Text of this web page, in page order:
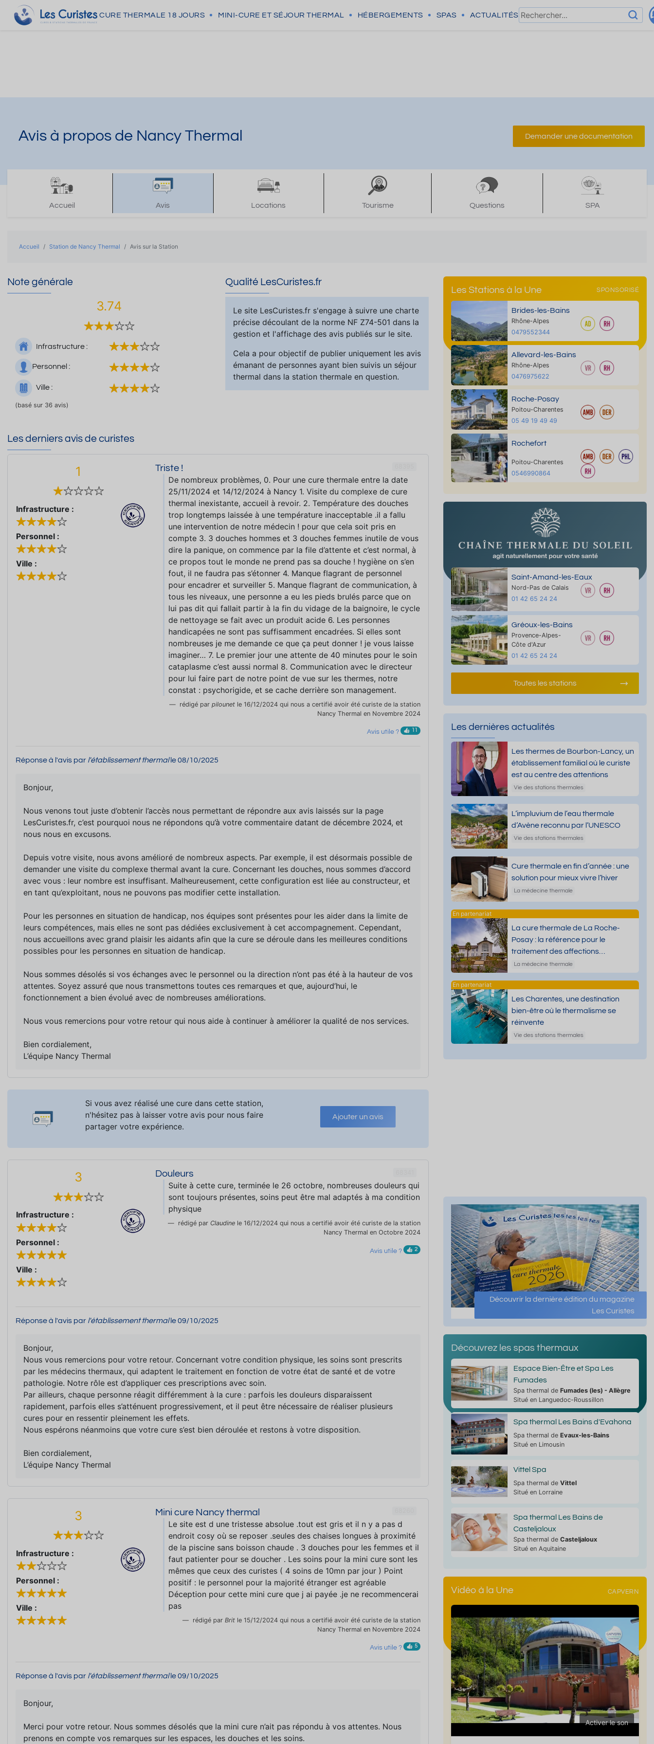
CURE THERMALE 18 JOURS MINI-CURE ET SÉJOUR THERMAL HÉBERGEMENTS SPAS ACTUALITÉS
Avis à propos de Nancy Thermal Demander une documentation
Accueil Avis Locations Tourisme Questions SPA
Accueil Station de Nancy Thermal Avis sur la Station
Note générale
3.74
Infrastructure :
Personnel :
Ville :
(basé sur 36 avis)
Qualité LesCuristes.fr
Le site LesCuristes.fr s'engage à suivre une charte
précise découlant de la norme NF Z74-501 dans la
gestion et l'affichage des avis publiés sur le site.
Cela a pour objectif de publier uniquement les avis
émanant de personnes ayant bien suivis un séjour
thermal dans la station thermale en question.
Les derniers avis de curistes
1
Infrastructure :
Personnel :
Ville :
Triste !
De nombreux problèmes, 0. Pour une cure thermale entre la date
25/11/2024 et 14/12/2024 à Nancy 1. Visite du complexe de cure
thermal inexistante, accueil à revoir. 2. Température des douches
trop longtemps laissée à une température inacceptable .il a fallu
une intervention de notre médecin ! pour que cela soit pris en
compte 3. 3 douches hommes et 3 douches femmes inutile de vous
dire la panique, on commence par la file d’attente et c’est normal, à
ce propos tout le monde ne prend pas sa douche ! hygiène on s’en
fout, il ne faudra pas s’étonner 4. Manque flagrant de personnel
pour encadrer et surveiller 5. Manque flagrant de communication, à
tous les niveaux, une personne a eu les pieds brulés parce que on
lui pas dit qui fallait partir à la fin du vidage de la baignoire, le cycle
de nettoyage se fait avec un produit acide 6. Les personnes
handicapées ne sont pas suffisamment encadrées. Si elles sont
nombreuses je me demande ce que ça peut donner ! je vous laisse
imaginer… 7. Le premier jour une attente de 40 minutes pour le soin
cataplasme c’est aussi normal 8. Communication avec le directeur
pour lui faire part de notre point de vue sur les thermes, notre
constat : psychorigide, et se cache derrière son management.
rédigé par pilounet le 16/12/2024 qui nous a certifié avoir été curiste de la station
Nancy Thermal en Novembre 2024
Avis utile ?
Réponse à l'avis par l'établissement thermalle 08/10/2025
Bonjour,
Nous venons tout juste d’obtenir l’accès nous permettant de répondre aux avis laissés sur la page
LesCuristes.fr, c’est pourquoi nous ne répondons qu’à votre commentaire datant de décembre 2024, et
nous nous en excusons.
Depuis votre visite, nous avons amélioré de nombreux aspects. Par exemple, il est désormais possible de
demander une visite du complexe thermal avant la cure. Concernant les douches, nous sommes d’accord
avec vous : leur nombre est insuffisant. Malheureusement, cette configuration est liée au constructeur, et
en tant qu’exploitant, nous ne pouvons pas modifier cette installation.
Pour les personnes en situation de handicap, nos équipes sont présentes pour les aider dans la limite de
leurs compétences, mais elles ne sont pas dédiées exclusivement à cet accompagnement. Cependant,
nous accueillons avec grand plaisir les aidants afin que la cure se déroule dans les meilleures conditions
possibles pour les personnes en situation de handicap.
Nous sommes désolés si vos échanges avec le personnel ou la direction n’ont pas été à la hauteur de vos
attentes. Soyez assuré que nous transmettons toutes ces remarques et que, aujourd’hui, le
fonctionnement a bien évolué avec de nombreuses améliorations.
Nous vous remercions pour votre retour qui nous aide à continuer à améliorer la qualité de nos services.
Bien cordialement,
L’équipe Nancy Thermal
Si vous avez réalisé une cure dans cette station,
n'hésitez pas à laisser votre avis pour nous faire
partager votre expérience.
Ajouter un avis
3
Infrastructure :
Personnel :
Ville :
Douleurs
Suite à cette cure, terminée le 26 octobre, nombreuses douleurs qui
sont toujours présentes, soins peut être mal adaptés à ma condition
physique
rédigé par Claudine le 16/12/2024 qui nous a certifié avoir été curiste de la station
Nancy Thermal en Octobre 2024
Avis utile ? 2
Réponse à l'avis par l'établissement thermalle 09/10/2025
Bonjour,
Nous vous remercions pour votre retour. Concernant votre condition physique, les soins sont prescrits
par les médecins thermaux, qui adaptent le traitement en fonction de votre état de santé et de votre
pathologie. Notre rôle est d’appliquer ces prescriptions avec soin.
Par ailleurs, chaque personne réagit différemment à la cure : parfois les douleurs disparaissent
rapidement, parfois elles s’atténuent progressivement, et il peut être nécessaire de réaliser plusieurs
cures pour en ressentir pleinement les effets.
Nous espérons néanmoins que votre cure s’est bien déroulée et restons à votre disposition.
Bien cordialement,
L’équipe Nancy Thermal
3
Infrastructure :
Personnel :
Ville :
Mini cure Nancy thermal
Le site est d une tristesse absolue .tout est gris et il n y a pas d
endroit cosy où se reposer .seules des chaises longues à proximité
de la piscine sans boisson chaude . 3 douches pour les femmes et il
faut patienter pour se doucher . Les soins pour la mini cure sont les
mêmes que ceux des curistes ( 4 soins de 10mn par jour ) Point
positif : le personnel pour la majorité étranger est agréable
Déception pour cette mini cure que j ai payée .je ne recommencerai
pas
rédigé par Britle 15/12/2024 qui nous a certifié avoir été curiste de la station
Nancy Thermal en Novembre 2024
Avis utile ? 5
Réponse à l'avis par l'établissement thermalle 09/10/2025
Bonjour,
Merci pour votre retour. Nous sommes désolés que la mini cure n’ait pas répondu à vos attentes. Nous
prenons en compte vos remarques sur les espaces, les douches et les soins.
Les Stations à la Une SPONSORISÉ
Brides-les-Bains
Rhône-Alpes
0479552344
Allevard-les-Bains
Rhône-Alpes
0476975622
Roche-Posay
Poitou-Charentes
05 49 19 49 49
Rochefort
Poitou-Charentes
0546990864
Saint-Amand-les-Eaux
Nord-Pas de Calais
01 42 65 24 24
Gréoux-les-Bains
Provence-Alpes-
Côte d'Azur
01 42 65 24 24
Toutes les stations
Les dernières actualités
Les thermes de Bourbon-Lancy, un
établissement familial où le curiste
est au centre des attentions
Vie des stations thermales
L’impluvium de l’eau thermale
d’Avène reconnu par l’UNESCO
Vie des stations thermales
Cure thermale en fin d’année : une
solution pour mieux vivre l’hiver
La médecine thermale
La cure thermale de La Roche-
Posay : la référence pour le
traitement des affections
dermatologiques
La médecine thermale
Les Charentes, une destination
bien-être où le thermalisme se
réinvente
Vie des stations thermales
Découvrir la dernière édition du magazine
Les Curistes
Découvrez les spas thermaux
Espace Bien-Être et Spa Les
Fumades
Spa thermal de Fumades (les) - Allègre
Situé en Languedoc-Roussillon
Spa thermal Les Bains d'Evahona
Spa thermal de Evaux-les-Bains
Situé en Limousin
Vittel Spa
Spa thermal de Vittel
Situé en Lorraine
Spa thermal Les Bains de
Casteljaloux
Spa thermal de Casteljaloux
Situé en Aquitaine
Vidéo à la Une CAPVERN
Activer le son